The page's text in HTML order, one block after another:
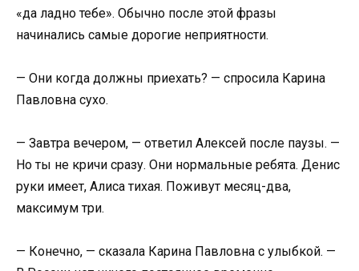
«да ладно тебе». Обычно после этой фразы
начинались самые дорогие неприятности.
— Они когда должны приехать? — спросила Карина
Павловна сухо.
— Завтра вечером, — ответил Алексей после паузы. —
Но ты не кричи сразу. Они нормальные ребята. Денис
руки имеет, Алиса тихая. Поживут месяц-два,
максимум три.
— Конечно, — сказала Карина Павловна с улыбкой. —